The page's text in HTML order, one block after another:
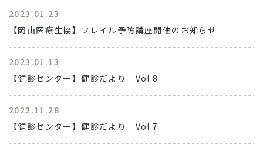
2023.01.23
【岡山医療生協】フレイル予防講座開催のお知らせ
2023.01.13
【健診センター】健診だより Vol.8
2022.11.28
【健診センター】健診だより Vol.7